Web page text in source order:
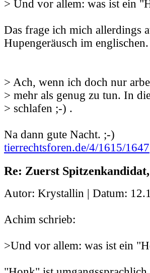
> Und vor allem: was ist ein
Das frage ich mich allerdings
Hupengeräusch im
> Ach, wenn ich doch nur
> mehr als genug zu tun. In
> schlafen ;-) .
Na dann gute Nacht. ;-)
tierrechtsforen.de/4/1615/1647
Re: Zuerst
Autor: Krystallin | Datum:
Achim schrieb:
>Und vor allem: was ist ein